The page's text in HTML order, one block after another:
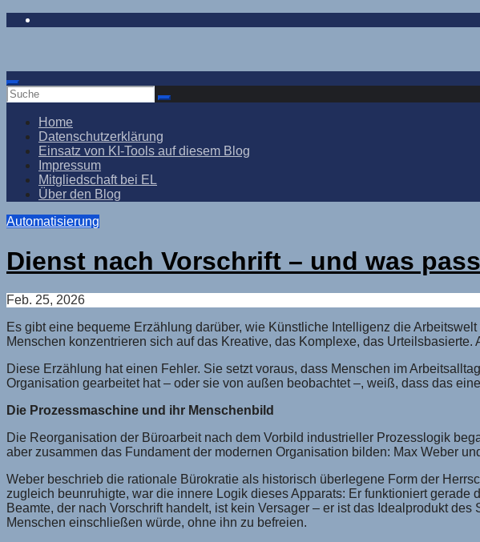
Zum
Home
Datenschutzerklärung
Einsatz von KI-Tools auf diesem Blog
Impressum
Mitgliedschaft bei EL
Über den Blog
Automatisierung
Dienst nach Vorschrift – und was
Feb. 25, 2026
Es gibt eine bequeme Erzählung darüber, wie Künstliche Intelligenz die
Menschen konzentrieren sich auf das Kreative, das Komplexe, das Urteilsbasierte.
Diese Erzählung hat einen Fehler. Sie setzt voraus, dass Menschen im
Organisation gearbeitet hat – oder sie von außen beobachtet –, weiß, dass das
Die Prozessmaschine und ihr Menschenbild
Die Reorganisation der Büroarbeit nach dem Vorbild industrieller Prozesslogik
aber zusammen das Fundament der modernen Organisation bilden: Max Weber
Weber beschrieb die rationale Bürokratie als historisch überlegene Form der
zugleich beunruhigte, war die innere Logik dieses Apparats: Er funktioniert
Beamte, der nach Vorschrift handelt, ist kein Versager – er ist das Idealprodukt
Menschen einschließen würde, ohne ihn zu befreien.